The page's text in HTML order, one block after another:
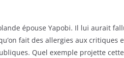
épouse Yapobi. Il lui aurait
fait des allergies aux critiques
Quel exemple projette